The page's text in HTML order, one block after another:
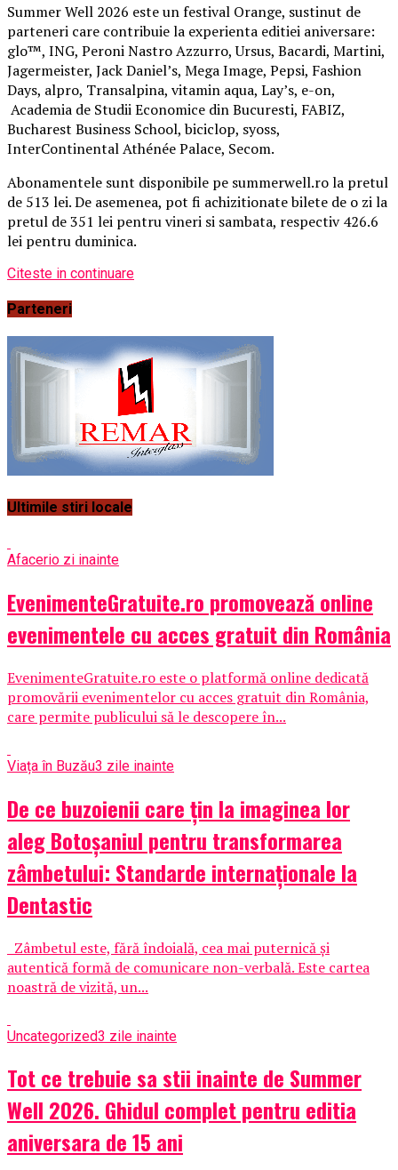
Summer Well 2026 este un festival Orange, sustinut de
parteneri care contribuie la experienta editiei aniversare:
glo™, ING, Peroni Nastro Azzurro, Ursus, Bacardi, Martini,
Jagermeister, Jack Daniel’s, Mega Image, Pepsi, Fashion
Days, alpro, Transalpina, vitamin aqua, Lay’s, e-on,
Academia de Studii Economice din Bucuresti, FABIZ,
Bucharest Business School, biciclop, syoss,
InterContinental Athénée Palace, Secom.
Abonamentele sunt disponibile pe summerwell.ro la pretul
de 513 lei. De asemenea, pot fi achizitionate bilete de o zi la
pretul de 351 lei pentru vineri si sambata, respectiv 426.6
lei pentru duminica.
Citeste in continuare
Parteneri
Ultimile stiri locale
Afacerio zi inainte
EvenimenteGratuite.ro promovează online
evenimentele cu acces gratuit din România
EvenimenteGratuite.ro este o platformă online dedicată
promovării evenimentelor cu acces gratuit din România,
care permite publicului să le descopere în...
Viața în Buzău3 zile inainte
De ce buzoienii care țin la imaginea lor
aleg Botoșaniul pentru transformarea
zâmbetului: Standarde internaționale la
Dentastic
Zâmbetul este, fără îndoială, cea mai puternică și
autentică formă de comunicare non-verbală. Este cartea
noastră de vizită, un...
Uncategorized3 zile inainte
Tot ce trebuie sa stii inainte de Summer
Well 2026. Ghidul complet pentru editia
aniversara de 15 ani